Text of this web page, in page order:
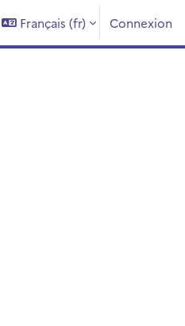
Français ‎(fr)‎ Connexion